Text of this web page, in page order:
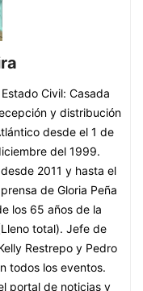
Civil: Casada
y distribución
desde el 1 de
del 1999.
2011 y hasta el
de Gloria Peña
los 65 años de la
total). Jefe de
Restrepo y Pedro
todos los eventos.
portal de noticias y